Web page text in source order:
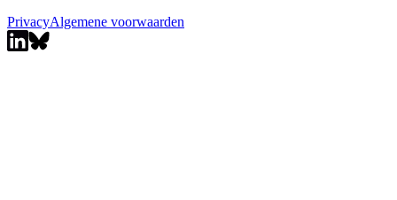
PrivacyAlgemene voorwaarden